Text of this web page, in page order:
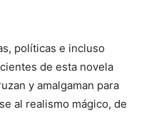
políticas e incluso
de esta novela
y amalgaman para
al realismo mágico, de